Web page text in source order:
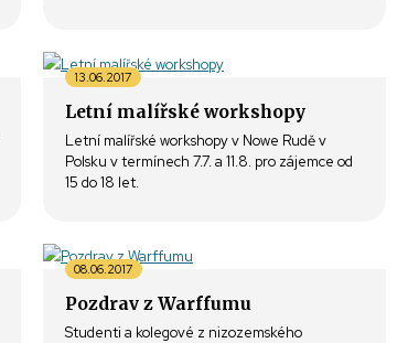
Letní malířské workshopy
13.06.2017
Letní malířské workshopy v Nowe Rudě v
Polsku v termínech 7.7. a 11.8. pro zájemce od
15 do 18 let.
Pozdrav z Warffumu
08.06.2017
Studenti a kolegové z nizozemského